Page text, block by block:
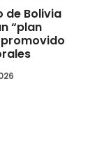
de Bolivia
“plan